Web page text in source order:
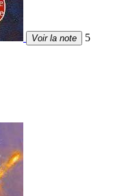
Voir la note
5